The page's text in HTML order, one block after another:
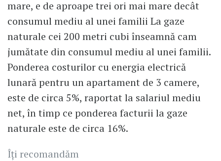
mare, e de aproape trei ori mai mare decât
consumul mediu al unei familii La gaze
naturale cei 200 metri cubi înseamnă cam
jumătate din consumul mediu al unei familii.
Ponderea costurilor cu energia electrică
lunară pentru un apartament de 3 camere,
este de circa 5%, raportat la salariul mediu
net, în timp ce ponderea facturii la gaze
naturale este de circa 16%.
Îți recomandăm